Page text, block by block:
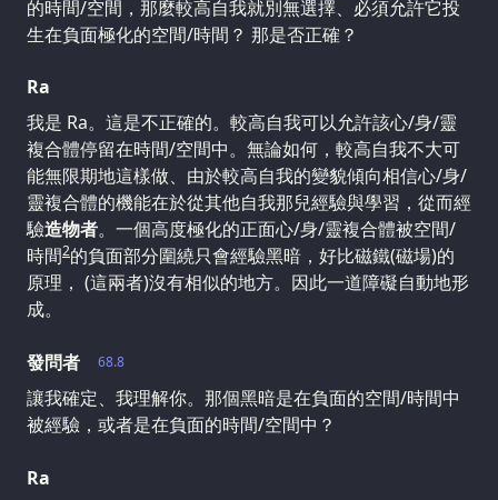
的時間/空間，那麼較高自我就別無選擇、必須允許它投
生在負面極化的空間/時間？ 那是否正確？
Ra
我是 Ra。這是不正確的。較高自我可以允許該心/身/靈
複合體停留在時間/空間中。無論如何，較高自我不大可
能無限期地這樣做、由於較高自我的變貌傾向相信心/身/
靈複合體的機能在於從其他自我那兒經驗與學習，從而經
驗造物者。一個高度極化的正面心/身/靈複合體被空間/
時間2的負面部分圍繞只會經驗黑暗，好比磁鐵(磁場)的
原理， (這兩者)沒有相似的地方。因此一道障礙自動地形
成。
68.8
發問者
讓我確定、我理解你。那個黑暗是在負面的空間/時間中
被經驗，或者是在負面的時間/空間中？
Ra